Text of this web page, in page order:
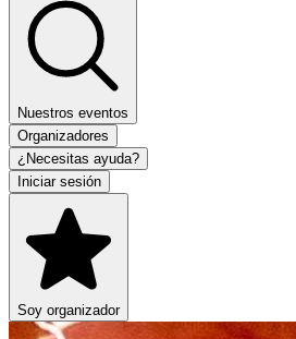
Nuestros eventos
Organizadores
¿Necesitas ayuda?
Iniciar sesión
Soy organizador